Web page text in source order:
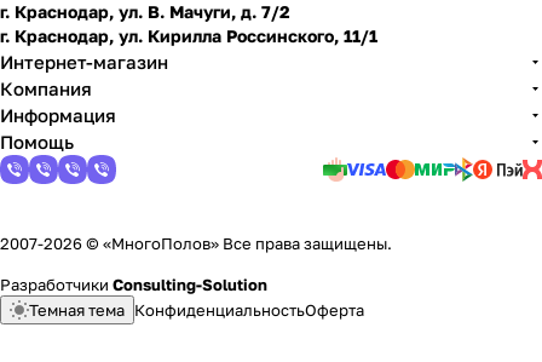
лами
нат и
ывать
г. Краснодар, ул. В. Мачуги, д. 7/2
г. Краснодар, ул. Кирилла Россинского, 11/1
Интернет-магазин
Компания
Информация
Помощь
2007-2026 © «МногоПолов» Все права защищены.
Разработчики Consulting-Solution
Темная тема КонфиденциальностьОферта